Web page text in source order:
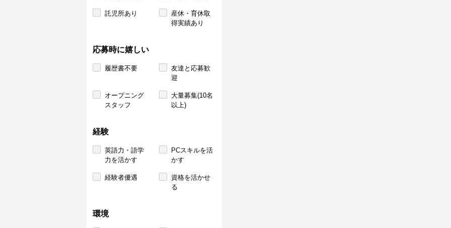
託児所あり
産休・育休取
得実績あり
応募時に嬉しい
履歴書不要
友達と応募歓
迎
オープニング
スタッフ
大量募集(10名
以上)
経験
英語力・語学
力を活かす
PCスキルを活
かす
経験者優遇
資格を活かせ
る
環境